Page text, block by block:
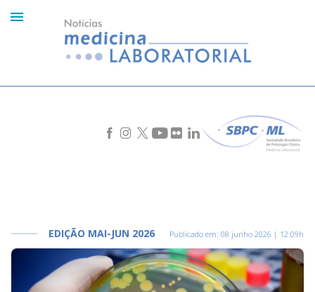
EDIÇÃO MAI-JUN 2026 Publicado em: 08 junho 2026 | 12:09h